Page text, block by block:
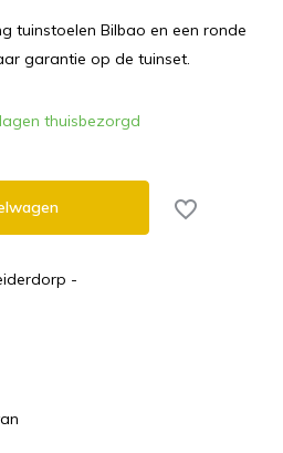
tuinstoelen Bilbao en een ronde
garantie op de tuinset.
thuisbezorgd
-